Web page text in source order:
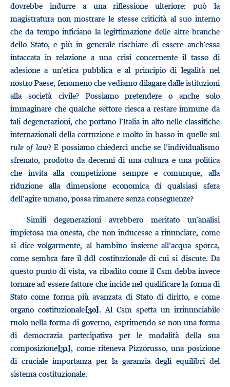
dovrebbe indurre a una riflessione ulteriore: può la
magistratura non mostrare le stesse criticità al suo interno
che da tempo inficiano la legittimazione delle altre branche
dello Stato, e più in generale rischiare di essere anch’essa
intaccata in relazione a una crisi concernente il tasso di
adesione a un’etica pubblica e al principio di legalità nel
nostro Paese, fenomeno che vediamo dilagare dalle istituzioni
alla società civile? Possiamo pretendere o anche solo
immaginare che qualche settore riesca a restare immune da
tali degenerazioni, che portano l’Italia in alto nelle classifiche
internazionali della corruzione e molto in basso in quelle sul
rule of law? E possiamo chiederci anche se l’individualismo
sfrenato, prodotto da decenni di una cultura e una politica
che invita alla competizione sempre e comunque, alla
riduzione alla dimensione economica di qualsiasi sfera
dell’agire umano, possa rimanere senza conseguenze?
Simili degenerazioni avrebbero meritato un’analisi
impietosa ma onesta, che non inducesse a rinunciare, come
si dice volgarmente, al bambino insieme all’acqua sporca,
come sembra fare il ddl costituzionale di cui si discute. Da
questo punto di vista, va ribadito come il Csm debba invece
tornare ad essere fattore che incide nel qualificare la forma di
Stato come forma più avanzata di Stato di diritto, e come
organo costituzionale[30]. Al Csm spetta un irrinunciabile
ruolo nella forma di governo, esprimendo se non una forma
di democrazia partecipativa per le modalità della sua
composizione[31], come riteneva Pizzorusso, una posizione
di cruciale importanza per la garanzia degli equilibri del
sistema costituzionale.